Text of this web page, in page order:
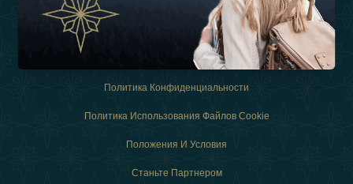
Связаться
Политика Конфиденциальности
Политика Использования Файлов Cookie
Положения И Условия
Станьте Партнером